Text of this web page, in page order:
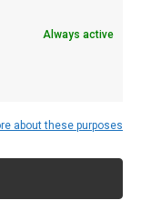
Always active
about these purposes
25, gaat